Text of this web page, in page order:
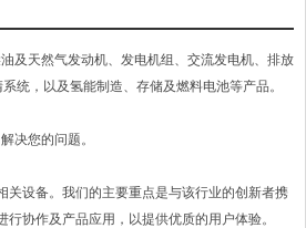
及天然气发动机、发电机组、交流发电机、排放
统，以及氢能制造、存储及燃料电池等产品。
决您的问题。
设备。我们的主要重点是与该行业的创新者携
协作及产品应用，以提供优质的用户体验。